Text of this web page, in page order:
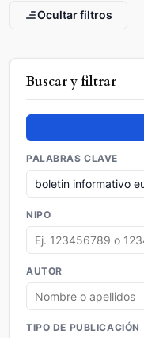
Ocultar filtros
Buscar y filtrar
PALABRAS CLAVE
NIPO
AUTOR
TIPO DE PUBLICACIÓN